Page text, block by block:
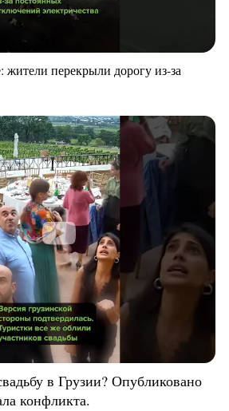
жители перекрыли дорогу из-за
в Грузии? Опубликовано
конфликта.